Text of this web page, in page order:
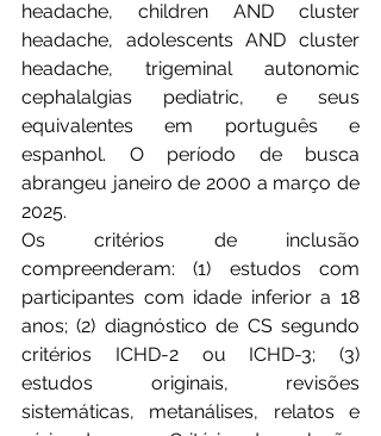
headache, children AND cluster
headache, adolescents AND cluster
headache, trigeminal autonomic
cephalalgias pediatric, e seus
equivalentes em português e
espanhol. O período de busca
abrangeu janeiro de 2000 a março de
2025.
Os critérios de inclusão
compreenderam: (1) estudos com
participantes com idade inferior a 18
anos; (2) diagnóstico de CS segundo
critérios ICHD-2 ou ICHD-3; (3)
estudos originais, revisões
sistemáticas, metanálises, relatos e